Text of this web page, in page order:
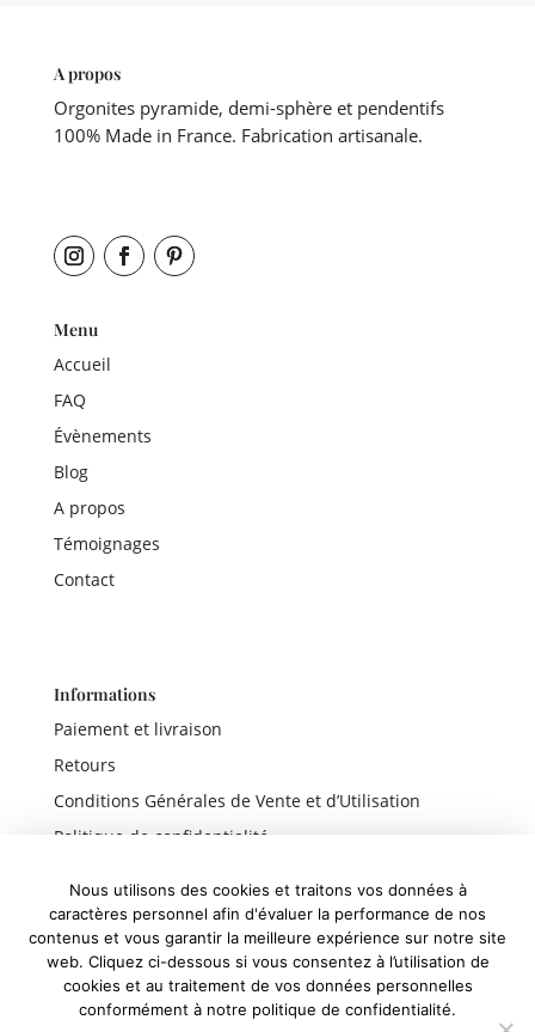
A propos
Orgonites pyramide, demi-sphère et pendentifs
100% Made in France. Fabrication artisanale.
Menu
Accueil
FAQ
Évènements
Blog
A propos
Témoignages
Contact
Informations
Paiement et livraison
Retours
Conditions Générales de Vente et d’Utilisation
Politique de confidentialité
Liens rapides
Boutique
Nous utilisons des cookies et traitons vos données à
caractères personnel afin d'évaluer la performance de nos
contenus et vous garantir la meilleure expérience sur notre site
web. Cliquez ci-dessous si vous consentez à l’utilisation de
cookies et au traitement de vos données personnelles
conformément à notre politique de confidentialité.